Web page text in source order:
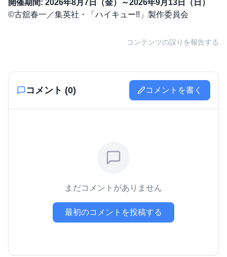
開催期間: 2026年8月7日（金）～2026年9月13日（日）
©古舘春一／集英社・「ハイキュー!!」製作委員会
コンテンツの誤りを報告する
コメント (0) コメントを書く
まだコメントがありません
最初のコメントを投稿する